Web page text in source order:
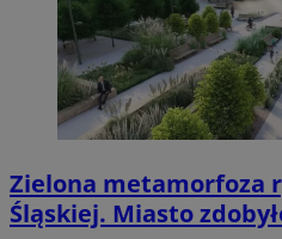
Zielona metamorfoza
Śląskiej. Miasto